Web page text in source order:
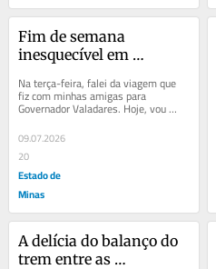
Fim de semana
inesquecível em
Na terça-feira, falei da viagem que
fiz com minhas amigas para
Governador Valadares. Hoje, vou
contar sobre as maravilhas que vi por
lá. Chegamos...
09.07.2026
20
Estado de
Minas
A delícia do balanço do
trem entre as